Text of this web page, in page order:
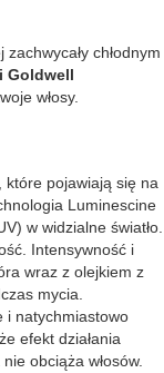
chłodnym
Goldwell
włosy.
które pojawiają się na
Luminescine
w widzialne światło.
Intensywność i
wraz z olejkiem z
mycia.
i natychmiastowo
efekt działania
obciąża włosów.